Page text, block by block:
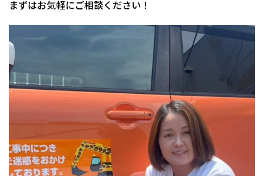
まずはお気軽にご相談ください！